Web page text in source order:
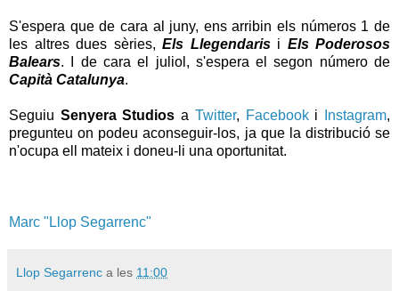
S'espera que de cara al juny, ens arribin els números 1 de
les altres dues sèries, Els Llegendarisi Els Poderosos
Balears. I de cara el juliol, s'espera el segon número de
Capità Catalunya.
Seguiu Senyera Studios a Twitter, Facebooki Instagram,
pregunteu on podeu aconseguir-los, ja que la distribució se
n'ocupa ell mateix i doneu-li una oportunitat.
Marc "Llop Segarrenc"
Llop Segarrenc a les 11:00